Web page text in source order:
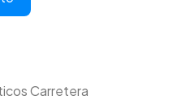
Carretera